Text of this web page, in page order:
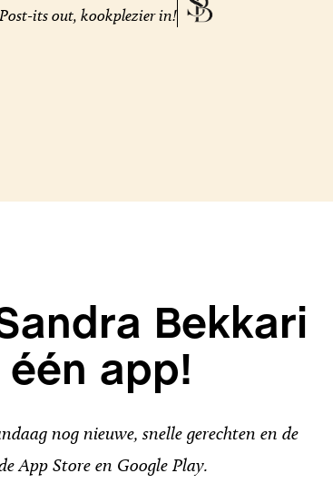
Post-its out, kookplezier in!
Bekkari
app!
nog nieuwe, snelle gerechten en de
App Store en Google Play.